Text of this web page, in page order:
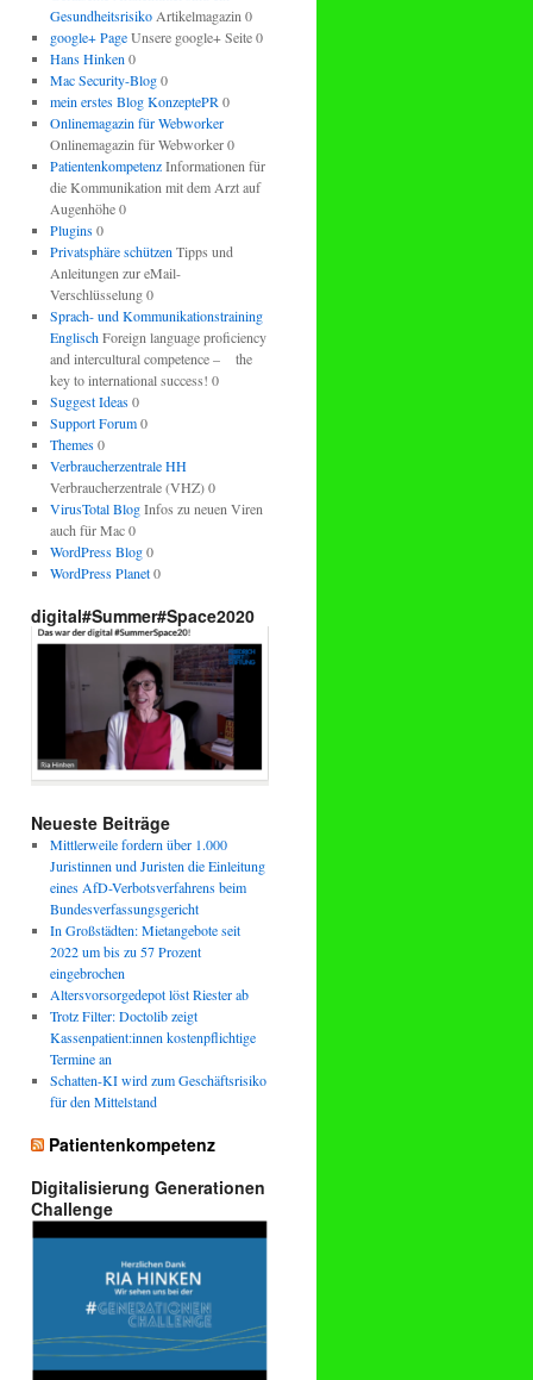
GesundheitsrisikoArtikelmagazin 0
google+ PageUnsere google+ Seite 0
Hans Hinken 0
Mac Security-Blog0
mein erstes Blog KonzeptePR 0
Onlinemagazin für Webworker
Onlinemagazin für Webworker 0
PatientenkompetenzInformationen für
die Kommunikation mit dem Arzt auf
Augenhöhe 0
Plugins0
Privatsphäre schützen Tipps und
Anleitungen zur eMail-
Verschlüsselung 0
Sprach- und Kommunikationstraining
EnglischForeign language proficiency
and intercultural competence – the
key to international success! 0
Suggest Ideas0
Support Forum0
Themes0
Verbraucherzentrale HH
Verbraucherzentrale (VHZ) 0
VirusTotal BlogInfos zu neuen Viren
auch für Mac 0
WordPress Blog0
WordPress Planet0
digital#Summer#Space2020
Neueste Beiträge
Mittlerweile fordern über 1.000
Juristinnen und Juristen die Einleitung
eines AfD-Verbotsverfahrens beim
Bundesverfassungsgericht
In Großstädten: Mietangebote seit
2022 um bis zu 57 Prozent
eingebrochen
Altersvorsorgedepot löst Riester ab
Trotz Filter: Doctolib zeigt
Kassenpatient:innen kostenpflichtige
Termine an
Schatten-KI wird zum Geschäftsrisiko
für den Mittelstand
Patientenkompetenz
Digitalisierung Generationen
Challenge